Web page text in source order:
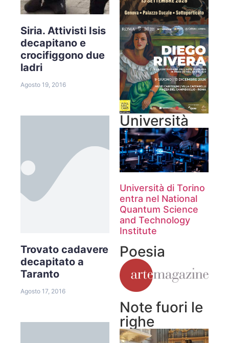
Siria. Attivisti Isis
decapitano e
crocifiggono due
ladri
Agosto 19, 2016
Trovato cadavere
decapitato a
Taranto
Agosto 17, 2016
Università
Università di Torino
entra nel National
Quantum Science
and Technology
Institute
Poesia
Note fuori le
righe